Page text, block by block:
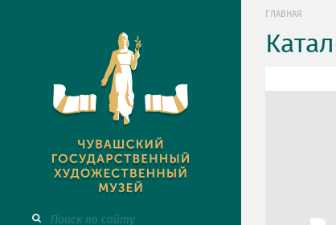
ГЛАВНАЯ